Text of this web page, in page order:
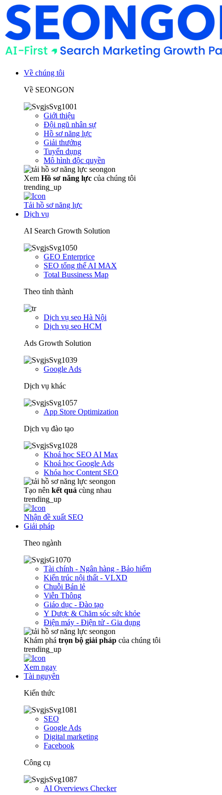
Về chúng tôi
Về SEONGON
Giới thiệu
Đội ngũ nhân sự
Hồ sơ năng lực
Giải thưởng
Tuyển dụng
Mô hình độc quyền
Xem Hồ sơ năng lực của chúng tôi
trending_up
Tải hồ sơ năng lực
Dịch vụ
AI Search Growth Solution
GEO Enterprice
SEO tổng thể AI MAX
Total Bussiness Map
Theo tỉnh thành
Dịch vụ seo Hà Nội
Dịch vụ seo HCM
Ads Growth Solution
Google Ads
Dịch vụ khác
App Store Optimization
Dịch vụ đào tạo
Khoá học SEO AI Max
Khoá học Google Ads
Khóa học Content SEO
Tạo nên kết quả cùng nhau
trending_up
Nhận đề xuất SEO
Giải pháp
Theo ngành
Tài chính - Ngân hàng - Bảo hiểm
Kiến trúc nội thất - VLXD
Chuỗi Bán lẻ
Viễn Thông
Giáo dục - Đào tạo
Y Dược & Chăm sóc sức khỏe
Điện máy - Điện tử - Gia dụng
Khám phá trọn bộ giải pháp của chúng tôi
trending_up
Xem ngay
Tài nguyên
Kiến thức
SEO
Google Ads
Digital marketing
Facebook
Công cụ
AI Overviews Checker